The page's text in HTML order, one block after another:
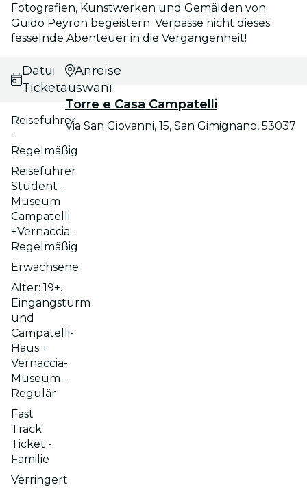
Fotografien, Kunstwerken und Gemälden von
Guido Peyron begeistern. Verpasse nicht dieses
fesselnde Abenteuer in die Vergangenheit!
Datums- und
Ticketauswahl
Reiseführer
-
Regelmäßig
Reiseführer
Student -
Museum
Campatelli
+Vernaccia -
Regelmäßig
Erwachsene
Alter: 19+.
Eingangsturm
und
Campatelli-
Haus +
Vernaccia-
Museum -
Regulär
Fast
Track
Ticket -
Familie
Verringert
Anreise
Torre e Casa Campatelli
Via San Giovanni, 15, San Gimignano, 53037